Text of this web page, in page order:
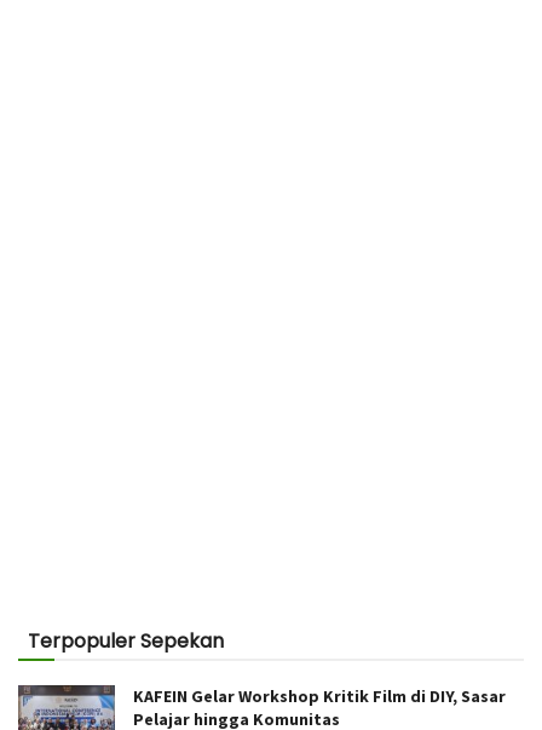
Terpopuler Sepekan
KAFEIN Gelar Workshop Kritik Film di DIY, Sasar
Pelajar hingga Komunitas